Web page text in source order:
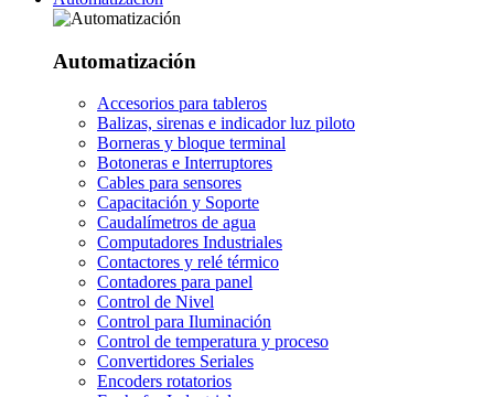
Automatización
Accesorios para tableros
Balizas, sirenas e indicador luz piloto
Borneras y bloque terminal
Botoneras e Interruptores
Cables para sensores
Capacitación y Soporte
Caudalímetros de agua
Computadores Industriales
Contactores y relé térmico
Contadores para panel
Control de Nivel
Control para Iluminación
Control de temperatura y proceso
Convertidores Seriales
Encoders rotatorios